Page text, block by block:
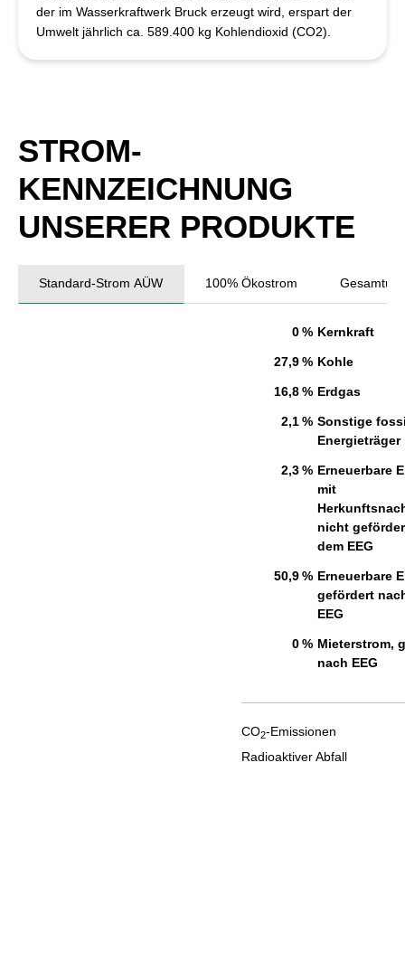
der im Wasserkraftwerk Bruck erzeugt wird, erspart der
Umwelt jährlich ca. 589.400 kg Kohlendioxid (CO2).
STROM­­­
KENNZEICHNUNG
UNSERER PRODUKTE
Standard-Strom AÜW 100% Ökostrom
0 % Kernkraft
27,9 % Kohle
16,8 % Erdgas
2,1 % Sonstige
Energieträger
2,3 % Erneuerbare
mit
nicht
dem EEG
50,9 % Erneuerbare
gefördert
EEG
0 % Mieterstrom,
nach EEG
CO2-Emissionen
Radioaktiver Abfall